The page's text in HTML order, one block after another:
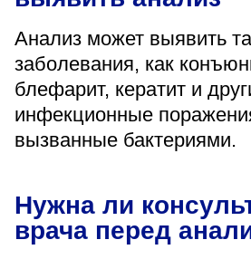
Анализ может выявить
заболевания, как
блефарит, кератит и
инфекционные
вызванные бактериями.
Нужна ли
врача перед